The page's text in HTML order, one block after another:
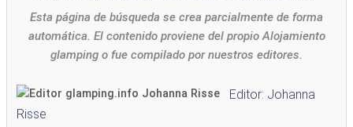
Esta página de búsqueda se crea parcialmente de forma
automática. El contenido proviene del propio Alojamiento
glamping o fue compilado por nuestros editores.
Editor: Johanna
Risse